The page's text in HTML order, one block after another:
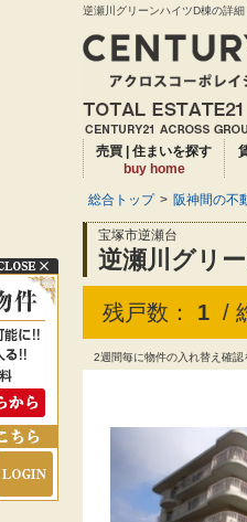
逆瀬川グリーンハイツD棟の詳
売買 | 住まいを探す
buy home
総合トップ > 阪神間の不
宝塚市逆瀬台
逆瀬川グリ
残戸数： 1 /
2週間毎に物件の入れ替え確認